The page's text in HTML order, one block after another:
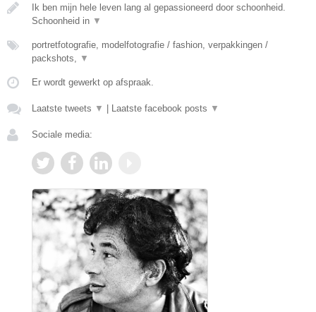
Ik ben mijn hele leven lang al gepassioneerd door schoonheid.
Schoonheid in ▼
portretfotografie, modelfotografie / fashion, verpakkingen /
packshots,
▼
Er wordt gewerkt op afspraak.
Laatste tweets ▼ Laatste facebook posts ▼
Sociale media: